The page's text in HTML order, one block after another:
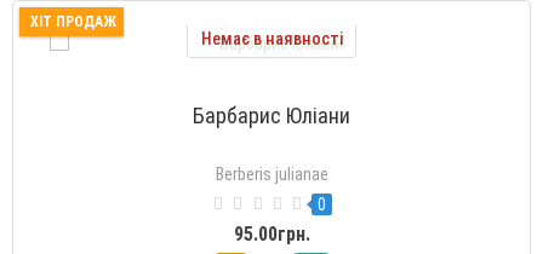
ХІТ ПРОДАЖ
Немає в наявності
Барбарис Юліани
Berberis julianae
0
95.00грн.